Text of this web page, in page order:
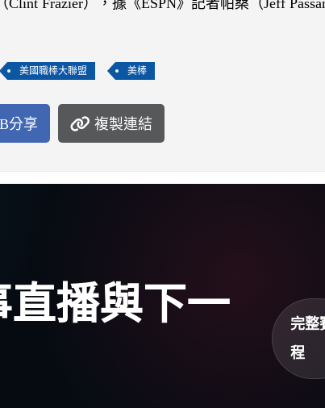
美國職棒大聯盟 美棒
分享 複製連結
直播與下一
完整
程